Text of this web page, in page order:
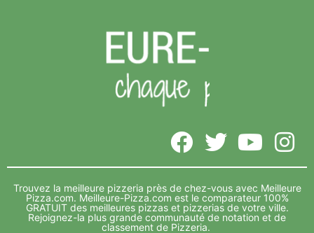
pizza en 2009, cette cheffe énergique a travaillé
dans l’univers... Lire Plus
Partager
Vide depuis de nombreux mois, l’ancien complexe Foot
3 indoor, sur la zone de Décathlon Lavau, va accueillir le
complexe... Lire Plus
Stadio Pizza s’installe dans l’ancien Foot 3 indoor
Trouvez la meilleure pizzeria près de chez-vous avec Meilleure
Pizza.com. Meilleure-Pizza.com est le comparateur 100%
GRATUIT des meilleures pizzas et pizzerias de votre ville.
Rejoignez-la plus grande communauté de notation et de
classement de Pizzeria.